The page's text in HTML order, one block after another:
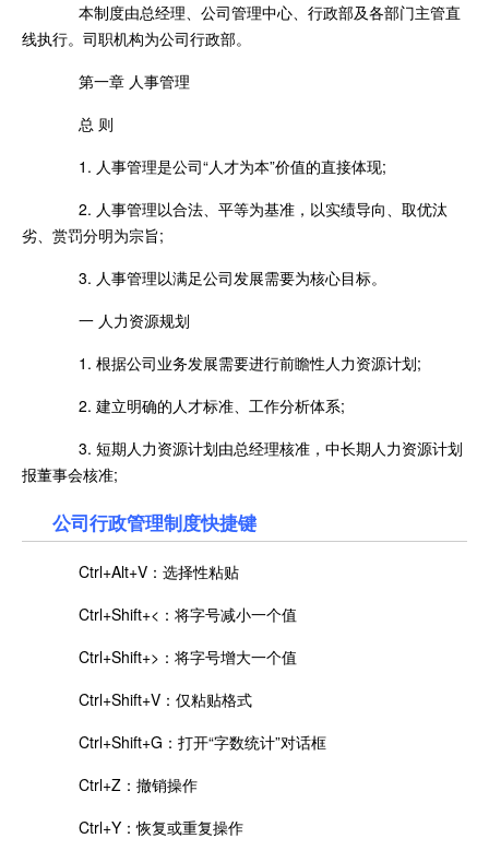
本制度由总经理、公司管理中心、行政部及各部门主管直
线执行。司职机构为公司行政部。
第一章 人事管理
总 则
1. 人事管理是公司“人才为本”价值的直接体现;
2. 人事管理以合法、平等为基准，以实绩导向、取优汰
劣、赏罚分明为宗旨;
3. 人事管理以满足公司发展需要为核心目标。
一 人力资源规划
1. 根据公司业务发展需要进行前瞻性人力资源计划;
2. 建立明确的人才标准、工作分析体系;
3. 短期人力资源计划由总经理核准，中长期人力资源计划
报董事会核准;
公司行政管理制度快捷键
Ctrl+Alt+V：选择性粘贴
Ctrl+Shift+<：将字号减小一个值
Ctrl+Shift+>：将字号增大一个值
Ctrl+Shift+V：仅粘贴格式
Ctrl+Shift+G：打开“字数统计”对话框
Ctrl+Z：撤销操作
Ctrl+Y：恢复或重复操作